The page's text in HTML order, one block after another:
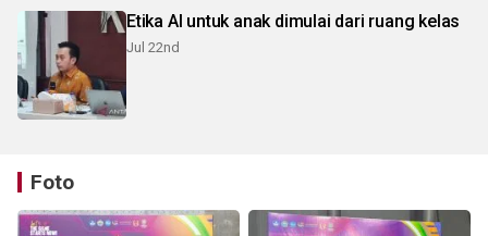
Etika AI untuk anak dimulai dari ruang kelas
Jul 22nd
Foto